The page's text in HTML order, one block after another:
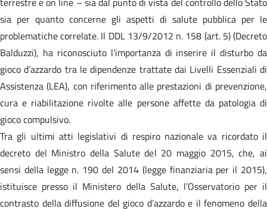
sia per quanto concerne gli aspetti di salute pubblica per le
problematiche correlate. Il DDL 13/9/2012 n. 158 (art. 5) (Decreto
Balduzzi), ha riconosciuto l’importanza di inserire il disturbo da
gioco d’azzardo tra le dipendenze trattate dai Livelli Essenziali di
Assistenza (LEA), con riferimento alle prestazioni di prevenzione,
cura e riabilitazione rivolte alle persone affette da patologia di
gioco compulsivo.
Tra gli ultimi atti legislativi di respiro nazionale va ricordato il
decreto del Ministro della Salute del 20 maggio 2015, che, ai
sensi della legge n. 190 del 2014 (legge finanziaria per il 2015),
istituisce presso il Ministero della Salute, l’Osservatorio per il
contrasto della diffusione del gioco d’azzardo e il fenomeno della